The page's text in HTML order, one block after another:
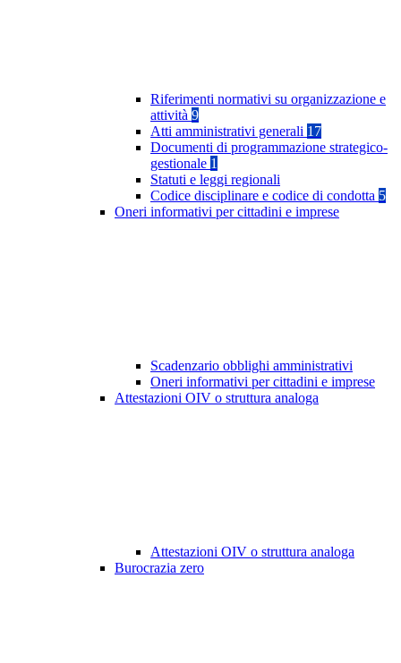
Riferimenti normativi su organizzazione e
attività 9
Atti amministrativi generali 17
Documenti di programmazione strategico-
gestionale 1
Statuti e leggi regionali
Codice disciplinare e codice di condotta 5
Oneri informativi per cittadini e imprese
Scadenzario obblighi amministrativi
Oneri informativi per cittadini e imprese
Attestazioni OIV o struttura analoga
Attestazioni OIV o struttura analoga
Burocrazia zero